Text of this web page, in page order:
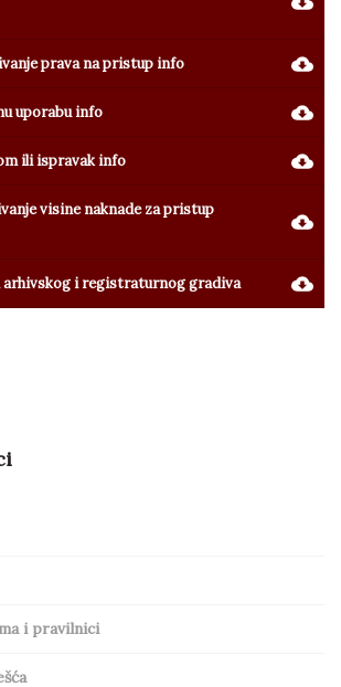
prava na pristup info
uporabu info
ili ispravak info
visine naknade za pristup
i registraturnog gradiva
i pravilnici